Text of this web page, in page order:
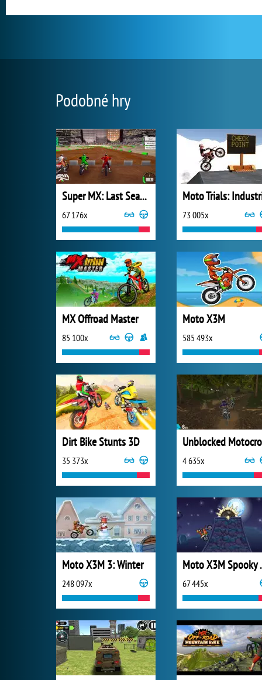
Podobné hry
Super MX: Last Season
67 176x 73 005x
MX Offroad Master
85 100x
Moto X3M
585 493x
Dirt Bike Stunts 3D
35 373x 4 635x
Moto X3M 3: Winter
248 097x 67 445x